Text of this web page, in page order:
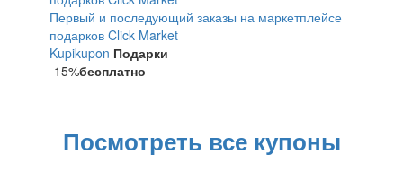
Первый и последующий заказы на маркетплейсе
подарков Click Market
Kupikupon Подарки
-15%бесплатно
Посмотреть все купоны